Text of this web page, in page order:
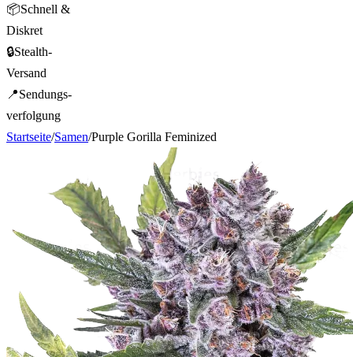
📦Schnell &
Diskret
🔒Stealth-
Versand
📍Sendungs-
verfolgung
Startseite/Samen/Purple Gorilla Feminized